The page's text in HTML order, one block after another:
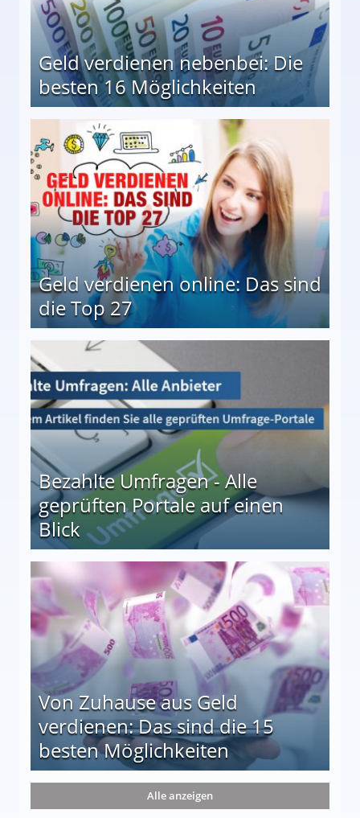
Geld verdienen nebenbei: Die
besten 16 Möglichkeiten
Geld verdienen online: Das sind
die Top 27
Bezahlte Umfragen - Alle
geprüften Portale auf einen
Blick
auf einen Blick
Von Zuhause aus Geld
verdienen: Das sind die 15
besten Möglichkeiten
die 15 besten Möglichkeiten
Alle anzeigen